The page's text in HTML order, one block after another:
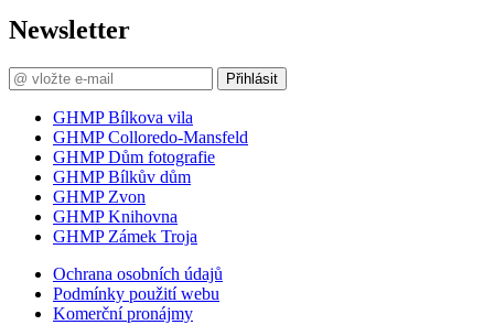
Newsletter
Přihlásit
GHMP Bílkova vila
GHMP Colloredo-Mansfeld
GHMP Dům fotografie
GHMP Bílkův dům
GHMP Zvon
GHMP Knihovna
GHMP Zámek Troja
Ochrana osobních údajů
Podmínky použití webu
Komerční pronájmy